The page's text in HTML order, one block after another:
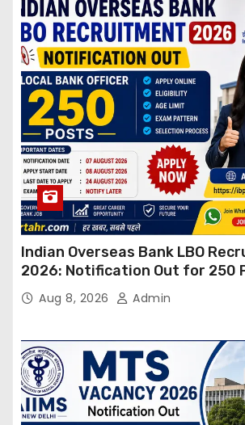
Indian Overseas Bank LBO
2026: Notification Out for 250
OnlineAug 8, 2026 Admin